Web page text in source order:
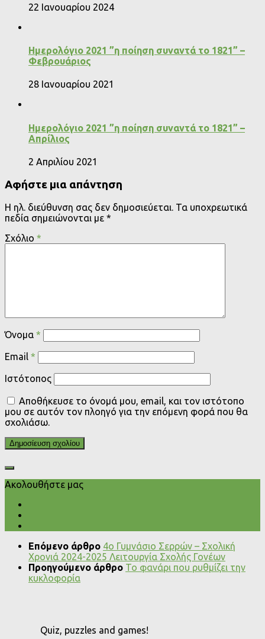
22 Ιανουαρίου 2024
Ημερολόγιο 2021 ”η ποίηση συναντά το 1821” –
Φεβρουάριος
28 Ιανουαρίου 2021
Ημερολόγιο 2021 ”η ποίηση συναντά το 1821” –
Απρίλιος
2 Απριλίου 2021
Αφήστε μια απάντηση
Η ηλ. διεύθυνση σας δεν δημοσιεύεται. Τα υποχρεωτικά
πεδία σημειώνονται με *
Σχόλιο *
Όνομα *
Email *
Ιστότοπος
Αποθήκευσε το όνομά μου, email, και τον ιστότοπο
μου σε αυτόν τον πλοηγό για την επόμενη φορά που θα
σχολιάσω.
Ακολουθήστε μας
Επόμενο άρθρο 4ο Γυμνάσιο Σερρών – Σχολική
Χρονιά 2024-2025 Λειτουργία Σχολής Γονέων
Προηγούμενο άρθρο Το φανάρι που ρυθμίζει την
κυκλοφορία
Quiz, puzzles and games!